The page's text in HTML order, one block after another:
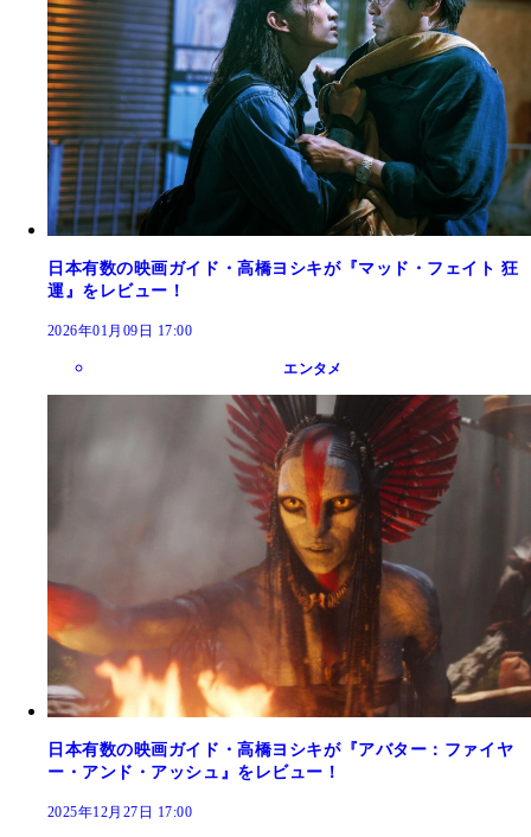
日本有数の映画ガイド・高橋ヨシキが『マッド・フェイト 狂
運』をレビュー！
2026年01月09日 17:00
エンタメ
日本有数の映画ガイド・高橋ヨシキが『アバター：ファイヤ
ー・アンド・アッシュ』をレビュー！
2025年12月27日 17:00